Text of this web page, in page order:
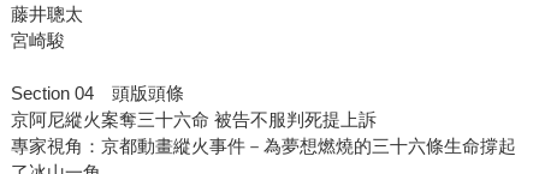
藤井聰太
宮崎駿
Section 04 頭版頭條
京阿尼縱火案奪三十六命 被告不服判死提上訴
專家視角：京都動畫縱火事件－為夢想燃燒的三十六條生命撐起